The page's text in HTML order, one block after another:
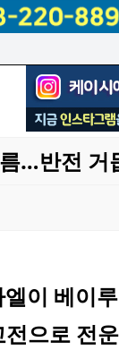
…반전 거
이 베이
전으로 전